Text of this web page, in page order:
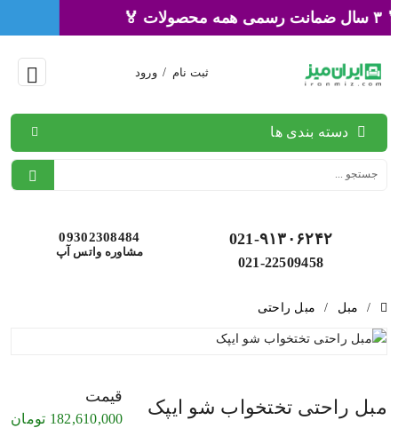
🏅 ۳ سال ضمانت رسمی همه محصولات 🏅
ثبت نام / ورود
دسته بندی ها
021-۹۱۳۰۶۲۴۲
021-22509458
09302308484
مشاوره واتس آپ
مبل مبل راحتی
مبل راحتی تختخواب شو ایپک قیمت
182,610,000 تومان